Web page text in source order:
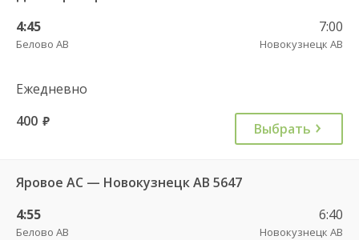
4:45
Белово АВ
7:00
Новокузнецк АВ
Ежедневно
400 руб. Выбрать
Яровое АС — Новокузнецк АВ 5647
4:55
Белово АВ
6:40
Новокузнецк АВ